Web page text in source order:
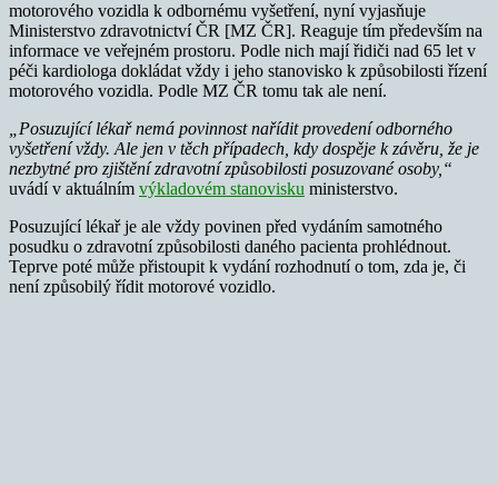
motorového vozidla k odbornému vyšetření, nyní vyjasňuje
Ministerstvo zdravotnictví ČR [MZ ČR]. Reaguje tím především na
informace ve veřejném prostoru. Podle nich mají řidiči nad 65 let v
péči kardiologa dokládat vždy i jeho stanovisko k způsobilosti řízení
motorového vozidla. Podle MZ ČR tomu tak ale není.
„Posuzující lékař nemá povinnost nařídit provedení odborného
vyšetření vždy. Ale jen v těch případech, kdy dospěje k závěru, že je
nezbytné pro zjištění zdravotní způsobilosti posuzované osoby,“
uvádí v aktuálním výkladovém stanovisku ministerstvo.
Posuzující lékař je ale vždy povinen před vydáním samotného
posudku o zdravotní způsobilosti daného pacienta prohlédnout.
Teprve poté může přistoupit k vydání rozhodnutí o tom, zda je, či
není způsobilý řídit motorové vozidlo.